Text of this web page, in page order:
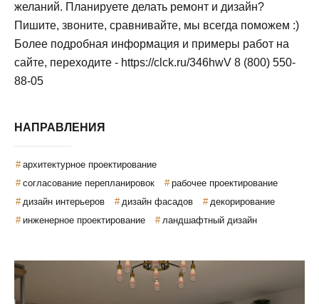
желаний. Планируете делать ремонт и дизайн?
Пишите, звоните, сравнивайте, мы всегда поможем :)
Более подробная информация и примеры работ на
сайте, переходите - https://clck.ru/346hwV 8 (800) 550-
88-05
НАПРАВЛЕНИЯ
архитектурное проектирование
согласование перепланировок
рабочее проектирование
дизайн интерьеров
дизайн фасадов
декорирование
инженерное проектирование
ландшафтный дизайн